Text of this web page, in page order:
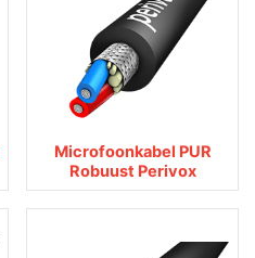
Microfoonkabel PUR
Robuust Perivox